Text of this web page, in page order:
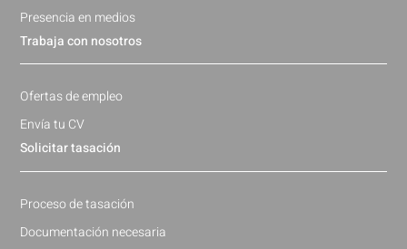
Solicitar tasación
Proceso de tasación
Documentación necesaria
Trabaja con nosotros
Ofertas de empleo
Envía tu CV
Presencia en medios